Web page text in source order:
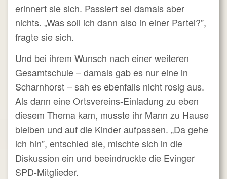
erinnert sie sich. Passiert sei damals aber
nichts. „Was soll ich dann also in einer Partei?”,
fragte sie sich.
Und bei ihrem Wunsch nach einer weiteren
Gesamtschule – damals gab es nur eine in
Scharnhorst – sah es ebenfalls nicht rosig aus.
Als dann eine Ortsvereins-Einladung zu eben
diesem Thema kam, musste ihr Mann zu Hause
bleiben und auf die Kinder aufpassen. „Da gehe
ich hin”, entschied sie, mischte sich in die
Diskussion ein und beeindruckte die Evinger
SPD-Mitglieder.